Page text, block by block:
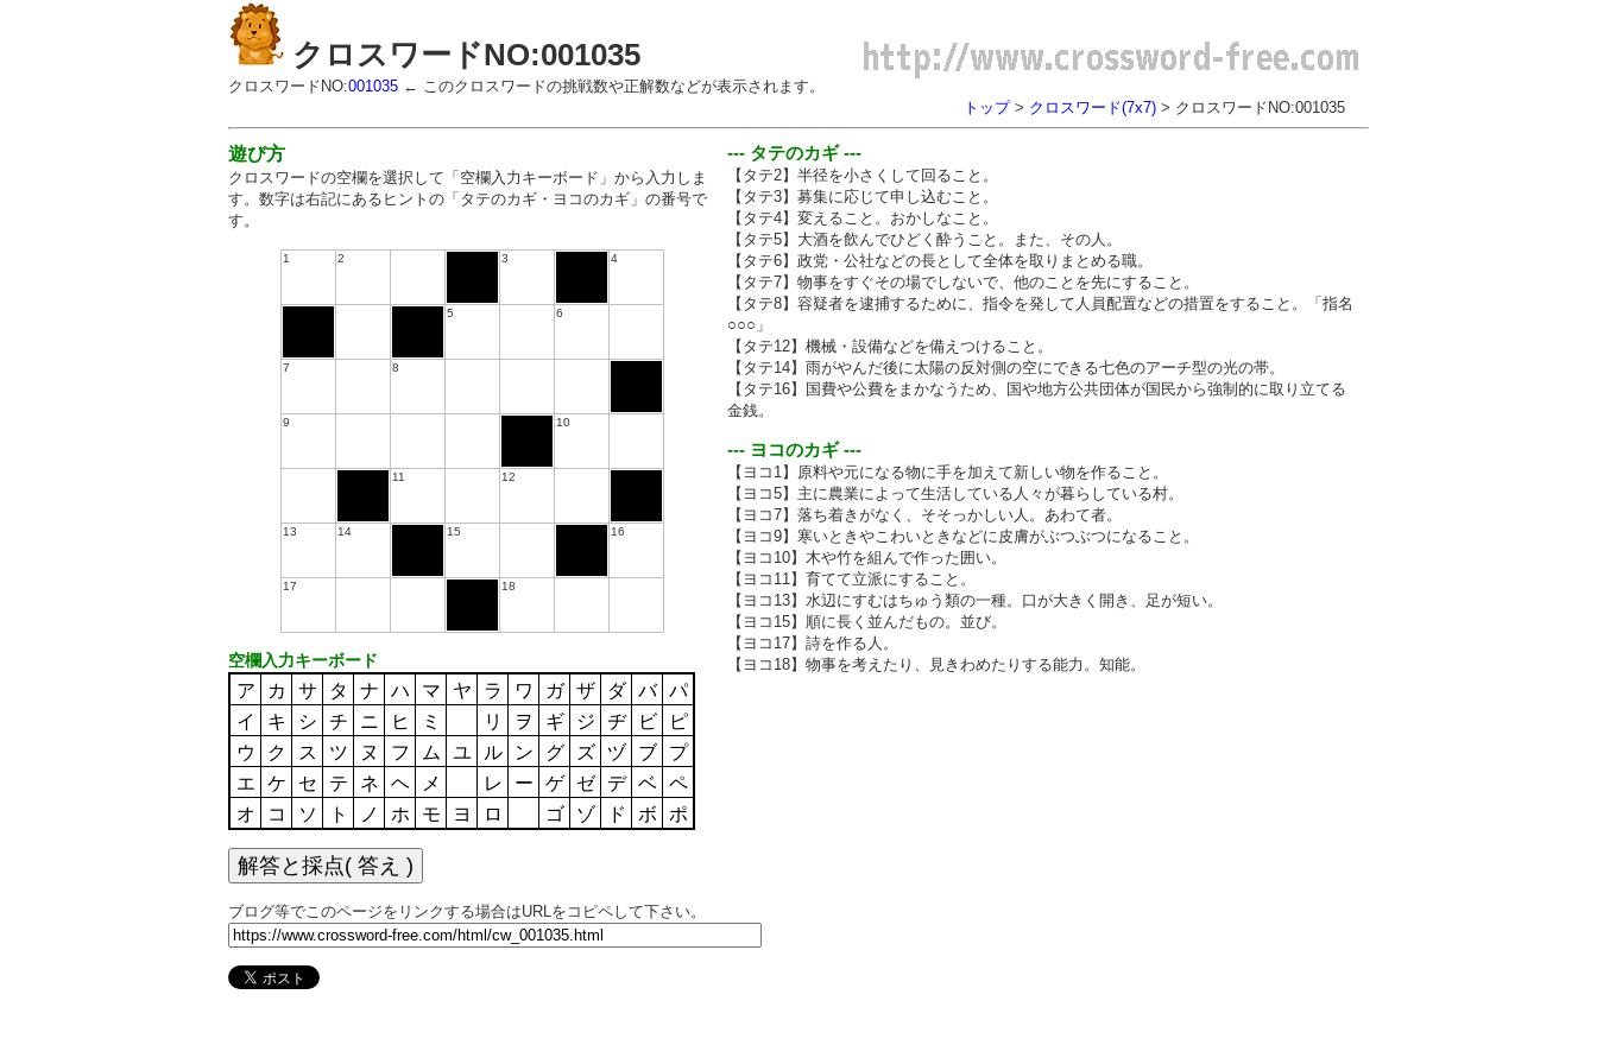
クロスワードNO:001035
クロスワードNO:001035 ← このクロスワードの挑戦数や正解数などが表示されます。
トップ> クロスワード(7x7) > クロスワードNO:001035
遊び方
クロスワードの空欄を選択して「空欄入力キーボード」から入力しま
す。数字は右記にあるヒントの「タテのカギ・ヨコのカギ」の番号で
す。
1 2 3 4
5 6
7 8
9 10
11 12
13 14 15 16
17 18
空欄入力キーボード
ア カ サ タ ナ ハ マ ヤ ラ ワ ガ ザ ダ バ
パ
イ
キ シ チ ニ ヒ ミ リ ヲ ギ ジ ヂ ビ
ピ
ウ
ク ス ツ ヌ フ ム ユ ル ン グ ズ ヅ ブ
プ
エ
ケ セ テ ネ ヘ メ レ ー ゲ ゼ デ ベ
ペ
オ
コ ソ ト ノ ホ モ ヨ ロ ゴ ゾ ド ボ ポ
ブログ等でこのページをリンクする場合はURLをコピペして下さい。
--- タテのカギ ---
【タテ2】半径を小さくして回ること。
【タテ3】募集に応じて申し込むこと。
【タテ4】変えること。おかしなこと。
【タテ5】大酒を飲んでひどく酔うこと。また、その人。
【タテ6】政党・公社などの長として全体を取りまとめる職。
【タテ7】物事をすぐその場でしないで、他のことを先にすること。
【タテ8】容疑者を逮捕するために、指令を発して人員配置などの措置をすること。「指名
○○○」
【タテ12】機械・設備などを備えつけること。
【タテ14】雨がやんだ後に太陽の反対側の空にできる七色のアーチ型の光の帯。
【タテ16】国費や公費をまかなうため、国や地方公共団体が国民から強制的に取り立てる
金銭。
--- ヨコのカギ ---
【ヨコ1】原料や元になる物に手を加えて新しい物を作ること。
【ヨコ5】主に農業によって生活している人々が暮らしている村。
【ヨコ7】落ち着きがなく、そそっかしい人。あわて者。
【ヨコ9】寒いときやこわいときなどに皮膚がぶつぶつになること。
【ヨコ10】木や竹を組んで作った囲い。
【ヨコ11】育てて立派にすること。
【ヨコ13】水辺にすむはちゅう類の一種。口が大きく開き、足が短い。
【ヨコ15】順に長く並んだもの。並び。
【ヨコ17】詩を作る人。
【ヨコ18】物事を考えたり、見きわめたりする能力。知能。